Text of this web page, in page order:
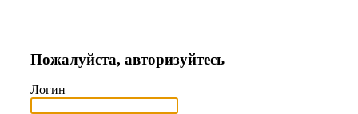
Пожалуйста, авторизуйтесь
Логин